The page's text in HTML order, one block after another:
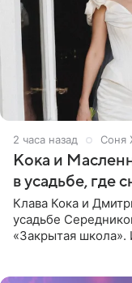
2 часа назад Соня
Кока и
в усадьбе, где
Клава Кока и
усадьбе
«Закрытая